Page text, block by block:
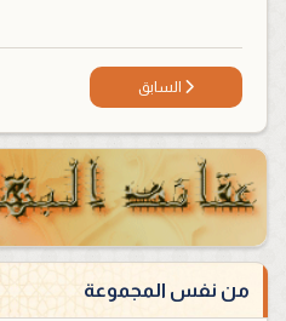
المقال السابق: الحج
السابق
من نفس المجموعة